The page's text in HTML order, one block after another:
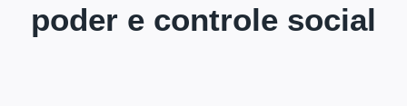
poder e controle social